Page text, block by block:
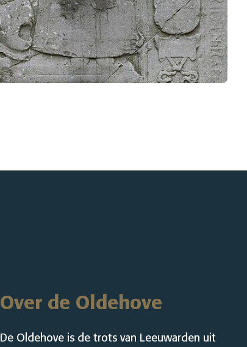
Over de Oldehove
De Oldehove is de trots van Leeuwarden uit